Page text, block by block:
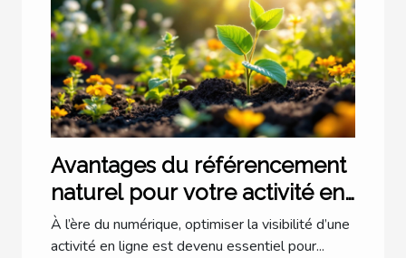
Avantages du référencement
naturel pour votre activité en
ligne
À l’ère du numérique, optimiser la visibilité d’une
activité en ligne est devenu essentiel pour...